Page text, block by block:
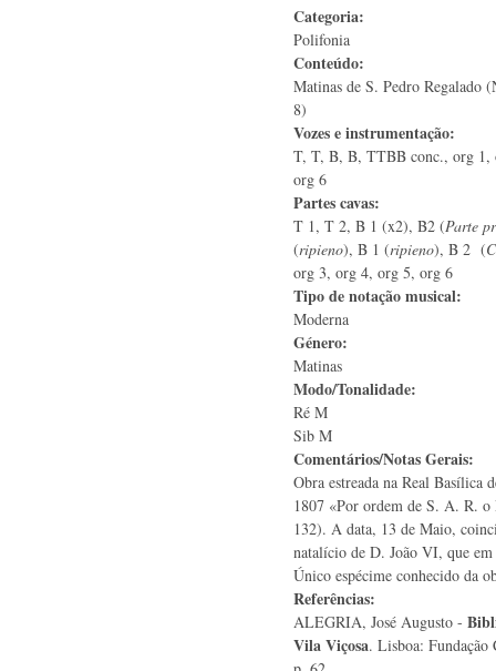
Categoria:
Polifonia
Conteúdo:
Matinas de S. Pedro Regalado
8)
Vozes e instrumentação:
T, T, B, B, TTBB conc., org
org 6
Partes cavas:
T 1, T 2, B 1 (x2), B2 (Parte
(ripieno), B 1 (ripieno), B 2 (
org 3, org 4, org 5, org 6
Tipo de notação musical:
Moderna
Género:
Matinas
Modo/Tonalidade:
Ré M
Sib M
Comentários/Notas Gerais:
Obra estreada na Real Basílica
1807 «Por ordem de S. A. R.
132). A data, 13 de Maio,
natalício de D. João VI, que
Único espécime conhecido da
Referências:
ALEGRIA, José Augusto -
Vila Viçosa. Lisboa: Fundação